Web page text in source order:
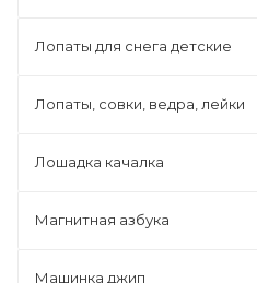
Лопаты для снега детские
Лопаты, совки, ведра, лейки
Лошадка качалка
Магнитная азбука
Машинка джип